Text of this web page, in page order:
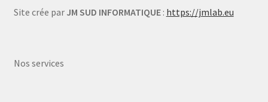
Site crée par JM SUD INFORMATIQUE: https://jmlab.eu
Nos services